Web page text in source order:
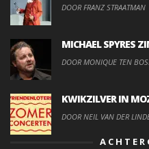
DOOR FRANZ STRAATMAN
MICHAEL SPYRES
DOOR MONIQUE TEN
KWIKZILVER IN
DOOR NEIL VAN DER